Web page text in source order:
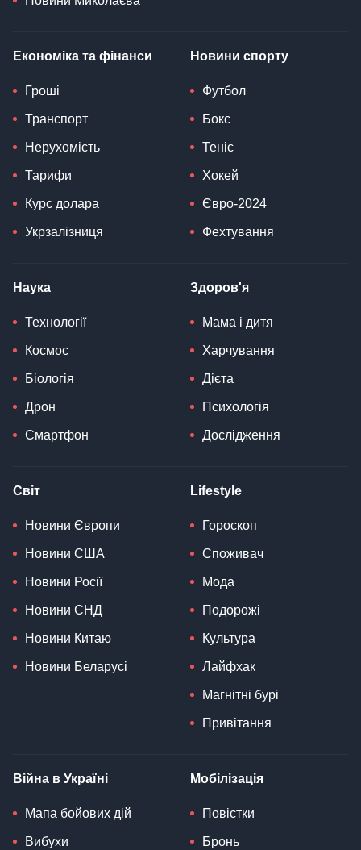
Економіка та фінанси
Гроші
Транспорт
Нерухомість
Тарифи
Курс долара
Укрзалізниця
Новини спорту
Футбол
Бокс
Теніс
Хокей
Євро-2024
Фехтування
Наука
Технології
Космос
Біологія
Дрон
Смартфон
Здоров'я
Мама і дитя
Харчування
Дієта
Психологія
Дослідження
Світ
Новини Європи
Новини США
Новини Росії
Новини СНД
Новини Китаю
Новини Беларусі
Lifestyle
Гороскоп
Споживач
Мода
Подорожі
Культура
Лайфхак
Магнітні бурі
Привітання
Війна в Україні
Мапа бойових дій
Вибухи
Мобілізація
Повістки
Бронь